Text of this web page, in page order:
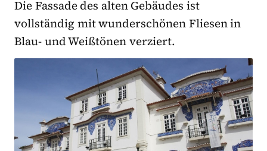
Die Fassade des alten Gebäudes ist
vollständig mit wunderschönen Fliesen in
Blau- und Weißtönen verziert.